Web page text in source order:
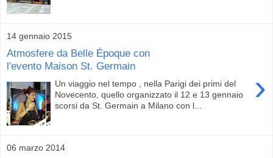
14 gennaio 2015
Atmosfere da Belle Époque con
l'evento Maison St. Germain
›
Un viaggio nel tempo , nella Parigi dei primi del
Novecento, quello organizzato il 12 e 13 gennaio
scorsi da St. Germain a Milano con l...
06 marzo 2014